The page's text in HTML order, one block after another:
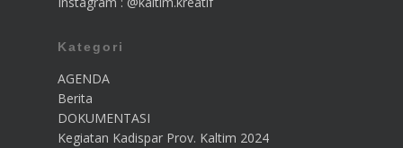
Kategori
AGENDA
Berita
DOKUMENTASI
Kegiatan Kadispar Prov. Kaltim 2024